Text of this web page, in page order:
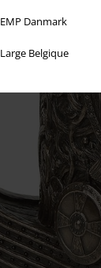
EMP Danmark
Large Belgique